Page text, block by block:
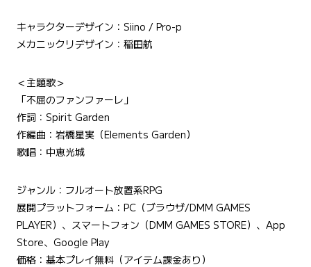
キャラクターデザイン：Siino / Pro-p
メカニックリデザイン：稲田航
＜主題歌＞
「不屈のファンファーレ」
作詞：Spirit Garden
作編曲：岩橋星実（Elements Garden）
歌唱：中恵光城
ジャンル：フルオート放置系RPG
展開プラットフォーム：PC（ブラウザ/DMM GAMES
PLAYER）、スマートフォン（DMM GAMES STORE）、App
Store、Google Play
価格：基本プレイ無料（アイテム課金あり）